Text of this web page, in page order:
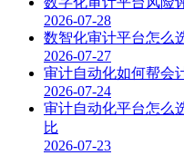
2026-07-28
数智化审计平台怎么
2026-07-27
审计自动化如何帮会
2026-07-24
审计自动化平台怎么
比
2026-07-23